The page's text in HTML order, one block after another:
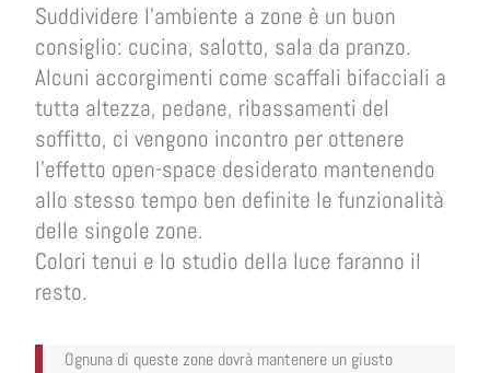
Suddividere l’ambiente a zone è un buon
consiglio: cucina, salotto, sala da pranzo.
Alcuni accorgimenti come scaffali bifacciali a
tutta altezza, pedane, ribassamenti del
soffitto, ci vengono incontro per ottenere
l’effetto open-space desiderato mantenendo
allo stesso tempo ben definite le funzionalità
delle singole zone.
Colori tenui e lo studio della luce faranno il
resto.
Ognuna di queste zone dovrà mantenere un giusto